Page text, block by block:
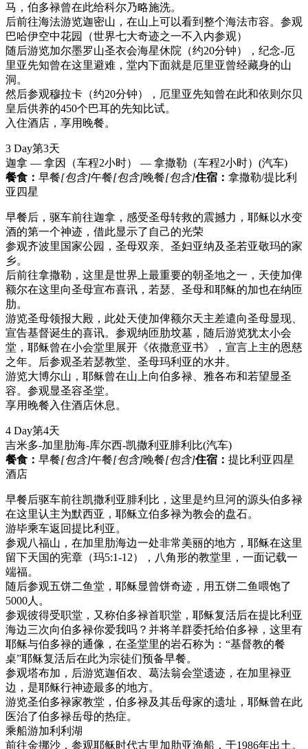
马，伯多禄曾在此给科尔乃略施洗。
后前往海法游览迦密山，在山上可以看到整个海法市容。参观
巴哈伊空中花园（世界七大奇迹之一不入内参观）
随后游览加尔墨罗山圣衣会海星休院（约20分钟），纪念-厄
里亚先知曾在这里避难，堂内下面就是厄里亚曾经藏身的山
洞。
然后参观穆拉卡（约20分钟），厄里亚先知曾在此和依则尔贝
皇后供养的450个巴耳的先知比试。
入住酒店，享用晚餐。
3 Day第3天
迦拿 — 拿因（车程2小时） — 拿撒勒（车程2小时） (汽车)
餐食： 早餐[包含]午餐[包含]晚餐[包含]住宿： 拿撒勒/提比利
亚四星
早餐后，驱车前往迦拿，感受圣母转救的震撼力，耶稣以水变
酒的第一个神迹，借此显示了自己的光荣
参观齐波里国家公园，圣母双亲、圣妇亚纳及圣若亚敬玛的家
乡。
后前往拿撒勒，这里是世界上最重要的朝圣地之一，天使加俾
额尔在这里向圣母宣布喜讯，若瑟、圣母和耶稣的加也在纳匝
肋。
游览圣母领报大殿，此处天使加俾额尔天主差遣向圣母显现、
宣告基督诞生的喜讯。参观纳匝肋坟墓，随后游览犹太小会
堂，耶稣曾在小会堂里展开《依撒意亚书》，宣言上主的恩慈
之年。后参观圣若瑟教堂、圣母玛利亚的水井。
游览大博尔山，耶稣曾在山上向伯多禄、雅各布和若望显圣
容。参观显圣容圣堂。
享用晚餐入住酒店休息。
4 Day第4天
吉米多-加里肋海-库尔西-凯撒利亚腓利比(汽车)
餐食： 早餐[包含]午餐[包含]晚餐[包含]住宿： 提比利亚四星
酒店
早餐后驱车前往凯撒利亚腓利比，这里是约旦河的源头伯多禄
在这里认主为默西亚，耶稣立伯多禄为教会的盘石。
游毕乘车返回提比利亚。
参观八福山，在加里肋海边一处非常美丽的地方，耶稣在这里
留下天国的宪章（玛5:1-12），八角形的教堂里，一面记载一
端福。
随后参观五饼二鱼堂，耶稣显曾饼奇迹，用五饼二鱼喂饱了
5000人。
参观彼得受职堂，又称伯多禄首职堂，耶稣复活后在提比利亚
海边三次向伯多禄你爱我吗？并将羊群委托给伯多禄，这里有
耶稣与伯多禄的通像，在圣堂里的岩石称为：“基督教的餐
桌”耶稣复活后在此为宗徒们预备早餐。
参观塔布加，后游览迦佰农、葛法翁会堂遗迹，在加里禄亚
边，是耶稣行神迹最多的地方。
游览圣伯多禄家教堂，伯多禄及其岳母家的遗址，耶稣曾在此
医治了伯多禄岳母的热症。
乘船游加利利湖
前往金挪沙，参观耶稣时代古里加肋亚渔船，于1986年出土。